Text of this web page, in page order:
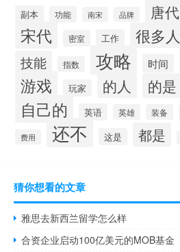
副本 功能 南宋 品牌 唐代
宋代 密室 工作 很多人
技能
指数 攻略 时间
游戏 玩家 的人 的是
自己的 英语 英雄 装备
费用 还不 这是 都是
猜你想看的文章
雅思去新西兰留学怎么样
合资企业启动100亿美元的MOB基金